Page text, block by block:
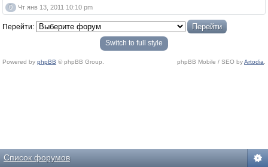
0
Чт янв 13, 2011 10:10 pm
Перейти:
Switch to full style
Powered by phpBB © phpBB Group. phpBB Mobile / SEO byArtodia
Список форумов